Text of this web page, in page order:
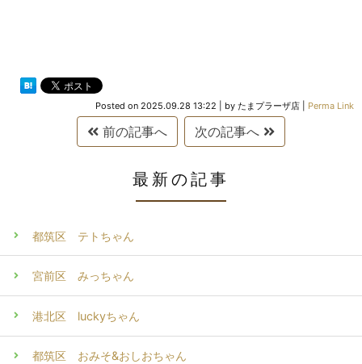
Posted on 2025.09.28 13:22 by たまプラーザ店 Perma Link
前の記事へ 次の記事へ
最新の記事
都筑区 テトちゃん
宮前区 みっちゃん
港北区 luckyちゃん
都筑区 おみそ&おしおちゃん